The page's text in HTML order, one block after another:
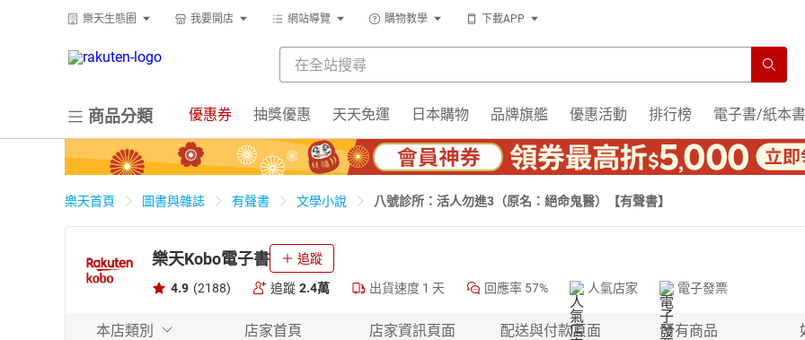
樂天生態圈 我要開店 網站導覽 購物教學 下載APP
商品分類 優惠券 抽獎優惠 天天免運 日本購物 品牌旗艦 優惠活動 排行榜 電子書/紙本書
樂天首頁 圖書與雜誌 有聲書 文學小說 八號診所：活人勿進3（原名：絕命鬼醫）【有聲書】
樂天Kobo電子書 追蹤
4.9 (2188) 追蹤 2.4萬 出貨速度 1 天 回應率 57% 人氣店家 電子發票
本店類別 店家首頁 店家資訊頁面 配送與付款頁面 所有商品